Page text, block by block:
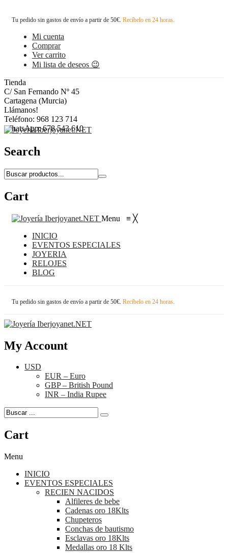
Tu pedido sin gastos de envío a partir de 50€. Recíbelo en 24 horas.
Mi cuenta
Comprar
Ver carrito
Mi lista de deseos 😉
Tienda
C/ San Fernando Nº 45
Cartagena (Murcia)
Llámanos!
Teléfono: 968 123 714
WhatsApp: 678 543 610
Search
Cart
Menu ≡ ╳
INICIO
EVENTOS ESPECIALES
JOYERIA
RELOJES
BLOG
Tu pedido sin gastos de envío a partir de 50€. Recíbelo en 24 horas.
My Account
USD
EUR – Euro
GBP – British Pound
INR – India Rupee
Cart
Menu
INICIO
EVENTOS ESPECIALES
RECIEN NACIDOS
Alfileres de bebe
Cadenas oro 18Klts
Chupeteros
Conchas de bautismo
Esclavas oro 18Klts
Medallas oro 18 Klts